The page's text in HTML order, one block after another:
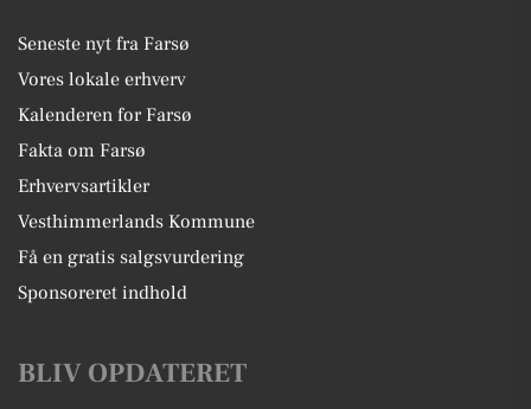
Seneste nyt fra Farsø
Vores lokale erhverv
Kalenderen for Farsø
Fakta om Farsø
Erhvervsartikler
Vesthimmerlands Kommune
Få en gratis salgsvurdering
Sponsoreret indhold
BLIV OPDATERET